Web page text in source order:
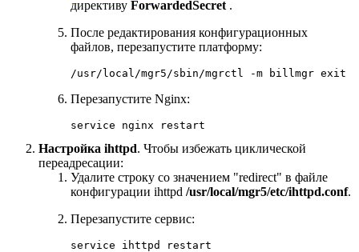
директиву ForwardedSecret .
После редактирования конфигурационных
файлов, перезапустите платформу:
/usr/local/mgr5/sbin/mgrctl -m billmgr exit
Перезапустите Nginx:
service nginx restart
Настройка ihttpd. Чтобы избежать циклической
переадресации:
Удалите строку со значением "redirect" в файле
конфигурации ihttpd /usr/local/mgr5/etc/ihttpd.conf.
Перезапустите сервис:
service ihttpd restart